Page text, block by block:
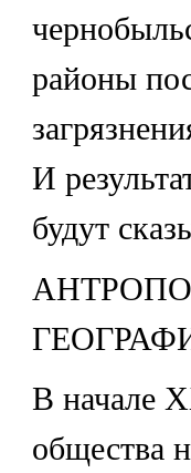
районы
И
будут
В начале
общества